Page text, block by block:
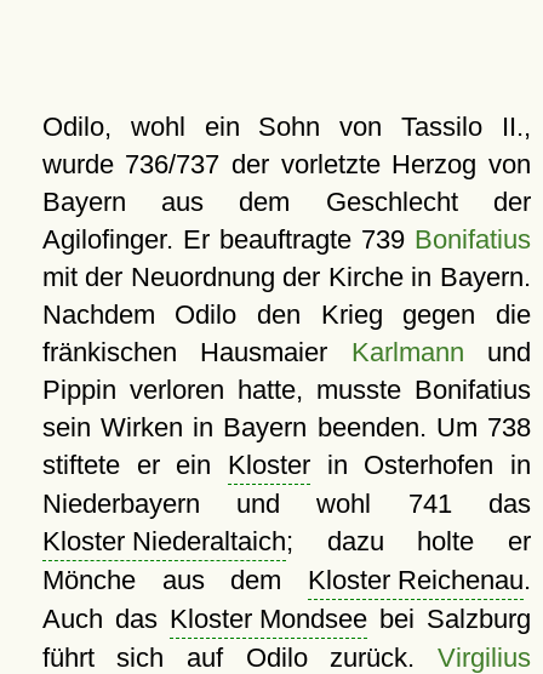
Odilo, wohl ein Sohn von Tassilo II.,
wurde 736/737 der vorletzte Herzog von
Bayern aus dem Geschlecht der
Agilofinger. Er beauftragte 739 Bonifatius
mit der Neuordnung der Kirche in Bayern.
Nachdem Odilo den Krieg gegen die
fränkischen Hausmaier Karlmann und
Pippin verloren hatte, musste Bonifatius
sein Wirken in Bayern beenden. Um 738
stiftete er ein Klosterin Osterhofen in
Niederbayern und wohl 741 das
Kloster Niederaltaich; dazu holte er
Mönche aus dem Kloster Reichenau.
Auch das Kloster Mondseebei Salzburg
führt sich auf Odilo zurück. Virgilius